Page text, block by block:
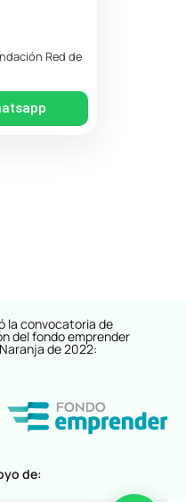
Red de
la convocatoria de
del fondo emprender
de 2022:
de: